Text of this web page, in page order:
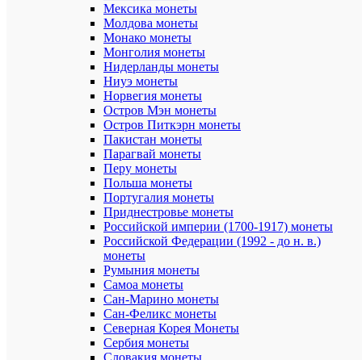
Мексика монеты
Молдова монеты
Монако монеты
Монголия монеты
Нидерланды монеты
Ниуэ монеты
Норвегия монеты
Остров Мэн монеты
Остров Питкэрн монеты
Пакистан монеты
Парагвай монеты
Перу монеты
Польша монеты
Португалия монеты
Приднестровье монеты
Российской империи (1700-1917) монеты
Российской Федерации (1992 - до н. в.)
монеты
Румыния монеты
Самоа монеты
Сан-Марино монеты
Сан-Феликс монеты
Северная Корея Монеты
Сербия монеты
Словакия монеты